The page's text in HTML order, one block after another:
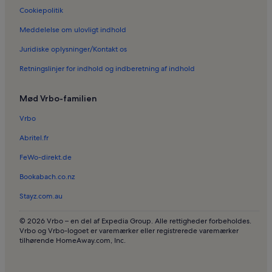
Ferieboliger i Pals
Ferieboliger i Tamariu Strand
Ferieboliger i Torroella de Montgrí
Longstay i Monells
Hytter i Cala Calitjàs
Ferieboliger med pool i Costa Brava
Cookiepolitik
Meddelelse om ulovligt indhold
Juridiske oplysninger/Kontakt os
Retningslinjer for indhold og indberetning af indhold
Mød Vrbo-familien
Vrbo
Abritel.fr
FeWo-direkt.de
Bookabach.co.nz
Stayz.com.au
© 2026 Vrbo – en del af Expedia Group. Alle rettigheder forbeholdes.
Vrbo og Vrbo-logoet er varemærker eller registrerede varemærker
tilhørende HomeAway.com, Inc.